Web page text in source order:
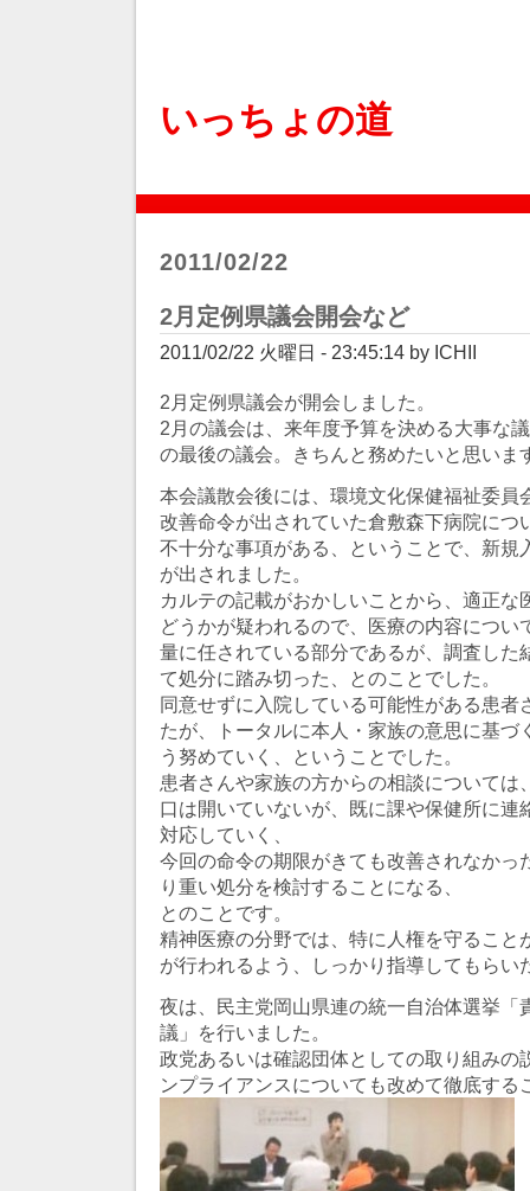
いっちょの道
2011/02/22
2月定例県議会開会など
2011/02/22 火曜日 - 23:45:14 by ICHII
2月定例県議会が開会しました。
2月の議会は、来年度予算を決める大事な
の最後の議会。きちんと務めたいと思いま
本会議散会後には、環境文化保健福祉委員
改善命令が出されていた倉敷森下病院につ
不十分な事項がある、ということで、新規
が出されました。
カルテの記載がおかしいことから、適正な
どうかが疑われるので、医療の内容につい
量に任されている部分であるが、調査した
て処分に踏み切った、とのことでした。
同意せずに入院している可能性がある患者
たが、トータルに本人・家族の意思に基づ
う努めていく、ということでした。
患者さんや家族の方からの相談については
口は開いていないが、既に課や保健所に連
対応していく、
今回の命令の期限がきても改善されなかっ
り重い処分を検討することになる、
とのことです。
精神医療の分野では、特に人権を守ること
が行われるよう、しっかり指導してもらい
夜は、民主党岡山県連の統一自治体選挙「
議」を行いました。
政党あるいは確認団体としての取り組みの
ンプライアンスについても改めて徹底する